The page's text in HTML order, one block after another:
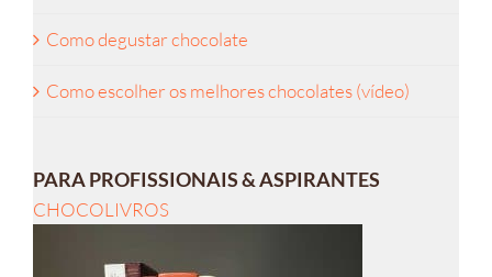
Como degustar chocolate
Como escolher os melhores chocolates (vídeo)
PARA PROFISSIONAIS & ASPIRANTES
CHOCOLIVROS